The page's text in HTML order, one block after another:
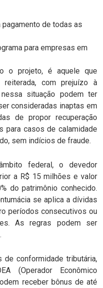
de todas as
para empresas em
o projeto, é aquele que
com prejuízo à
situação podem ter
consideradas inaptas em
de propor recuperação
para casos de calamidade
sem indícios de fraude.
federal, o devedor
a R$ 15 milhões e valor
do patrimônio conhecido.
se aplica a dívidas
períodos consecutivos ou
As regras podem ser
conformidade tributária,
(Operador Econômico
receber bônus de até